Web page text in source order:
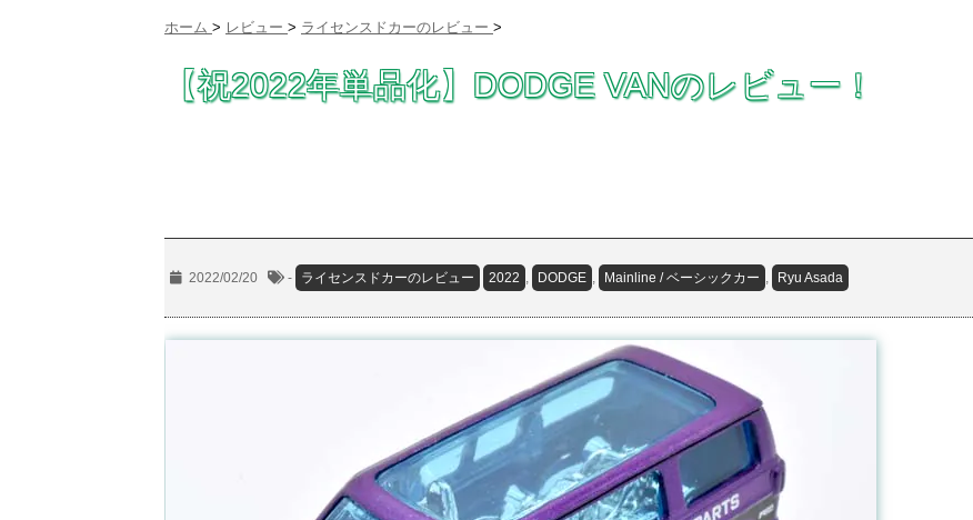
ホーム > レビュー > ライセンスドカーのレビュー >
【祝2022年単品化】DODGE VANのレビュー！
2022/02/20 - ライセンスドカーのレビュー 2022 , DODGE , Mainline / ベーシックカー , Ryu Asada